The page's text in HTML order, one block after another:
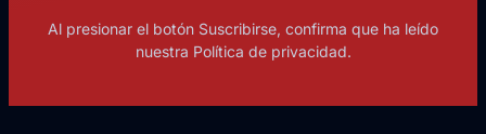
Al presionar el botón Suscribirse, confirma que ha leído
nuestra Política de privacidad.